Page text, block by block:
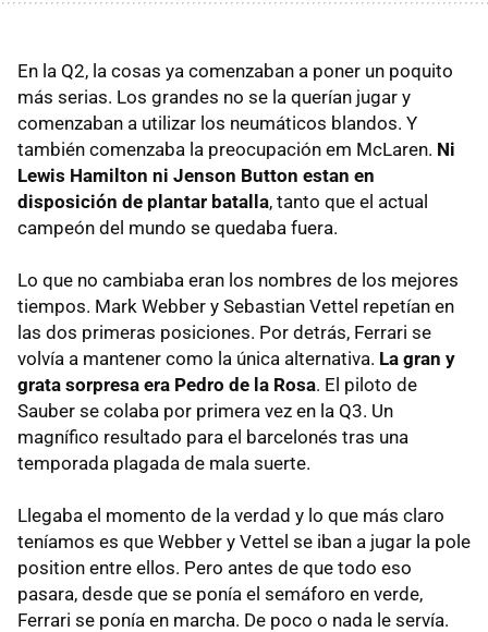
En la Q2, la cosas ya comenzaban a poner un poquito
más serias. Los grandes no se la querían jugar y
comenzaban a utilizar los neumáticos blandos. Y
también comenzaba la preocupación em McLaren. Ni
Lewis Hamilton ni Jenson Button estan en
disposición de plantar batalla, tanto que el actual
campeón del mundo se quedaba fuera.
Lo que no cambiaba eran los nombres de los mejores
tiempos. Mark Webber y Sebastian Vettel repetían en
las dos primeras posiciones. Por detrás, Ferrari se
volvía a mantener como la única alternativa. La gran y
grata sorpresa era Pedro de la Rosa. El piloto de
Sauber se colaba por primera vez en la Q3. Un
magnífico resultado para el barcelonés tras una
temporada plagada de mala suerte.
Llegaba el momento de la verdad y lo que más claro
teníamos es que Webber y Vettel se iban a jugar la pole
position entre ellos. Pero antes de que todo eso
pasara, desde que se ponía el semáforo en verde,
Ferrari se ponía en marcha. De poco o nada le servía.